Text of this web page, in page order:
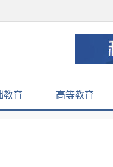
教育 高等教育